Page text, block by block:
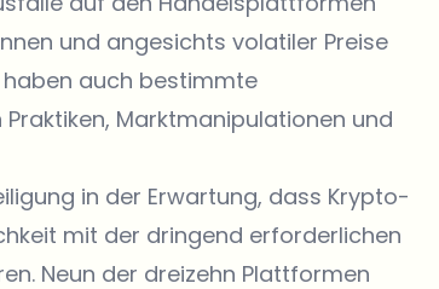
und angesichts volatiler Preise
auch bestimmte
Marktmanipulationen und
in der Erwartung, dass Krypto-
mit der dringend erforderlichen
Neun der dreizehn Plattformen